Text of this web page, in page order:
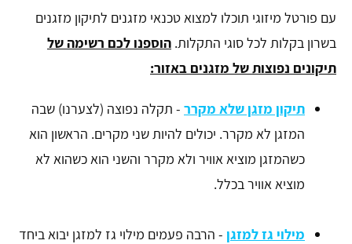
עם פורטל מיזוגי תוכלו למצוא טכנאי מזגנים לתיקון מזגנים
בשרון בקלות לכל סוגי התקלות. הוספנו לכם רשימה של
תיקונים נפוצות של מזגנים באזור:
תיקון מזגן שלא מקרר - תקלה נפוצה (לצערנו) שבה
המזגן לא מקרר. יכולים להיות שני מקרים. הראשון הוא
כשהמזגן מוציא אוויר ולא מקרר והשני הוא כשהוא לא
מוציא אוויר בכלל.
מילוי גז למזגן - הרבה פעמים מילוי גז למזגן יבוא ביחד